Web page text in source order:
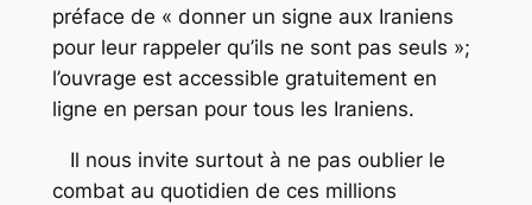
préface de « donner un signe aux Iraniens
pour leur rappeler qu’ils ne sont pas seuls »;
l’ouvrage est accessible gratuitement en
ligne en persan pour tous les Iraniens.
Il nous invite surtout à ne pas oublier le
combat au quotidien de ces millions